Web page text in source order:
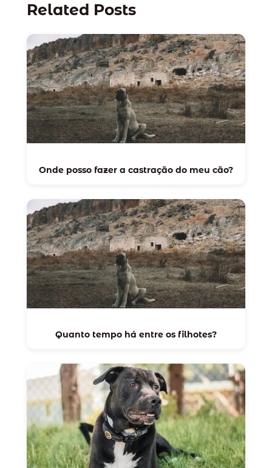
Related Posts
Onde posso fazer a castração do meu cão?
Quanto tempo há entre os filhotes?